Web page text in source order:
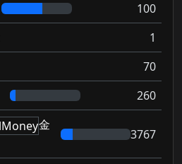
100
1
70
260
金
3767